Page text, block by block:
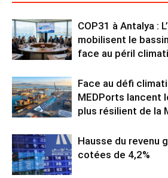
COP31 à Antalya :
mobilisent le
face au péril
Face au défi
MEDPorts lancent
plus résilient de la
Hausse du revenu
cotées de 4,2%